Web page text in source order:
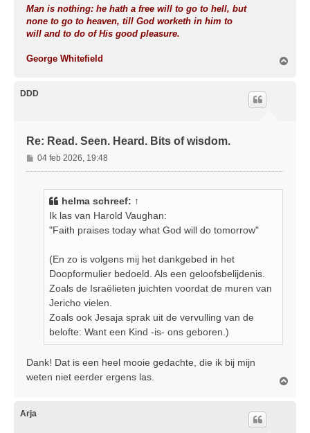
t
Man is nothing: he hath a free will to go to hell, but
none to go to heaven, till God worketh in him to
will and to do of His good pleasure.
George Whitefield
DDD
Re: Read. Seen. Heard. Bits of wisdom.
B
e
04 feb 2026, 19:48
helma schreef: ↑
Ik las van Harold Vaughan:
"Faith praises today what God will do tomorrow"
(En zo is volgens mij het dankgebed in het
Doopformulier bedoeld. Als een geloofsbelijdenis.
Zoals de Israëlieten juichten voordat de muren van
Jericho vielen.
Zoals ook Jesaja sprak uit de vervulling van de
belofte: Want een Kind -is- ons geboren.)
Dank! Dat is een heel mooie gedachte, die ik bij mijn
weten niet eerder ergens las.
Arja